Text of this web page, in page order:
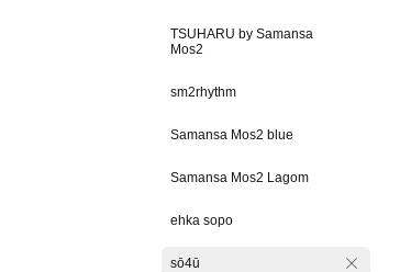
TSUHARU by Samansa
Mos2
sm2rhythm
Samansa Mos2 blue
Samansa Mos2 Lagom
ehka sopo
sō4ū